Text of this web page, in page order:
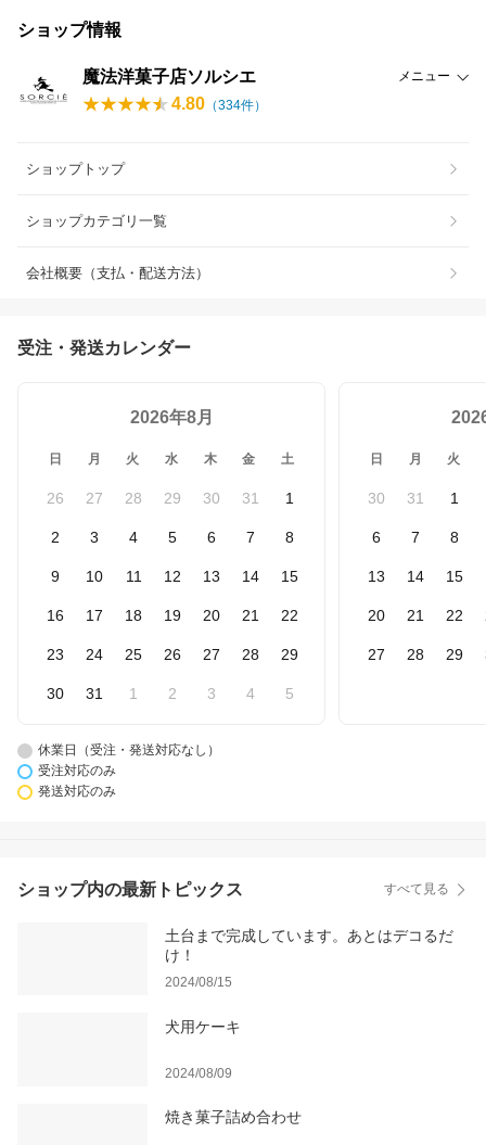
ショップ情報
魔法洋菓子店ソルシエ メニュー
4.80 （334件）
ショップトップ
ショップカテゴリ一覧
会社概要（支払・配送方法）
受注・発送カレンダー
2026年8月
日 月 火 水 木 金 土
26 27 28 29 30 31 1
2 3 4 5 6 7 8
9 10 11 12 13 14 15
16 17 18 19 20 21 22
23 24 25 26 27 28 29
30 31 1 2 3 4 5
日 月 火
30 31 1
6 7 8
13 14 15
20 21 22
27 28 29
休業日（受注・発送対応なし）
受注対応のみ
発送対応のみ
ショップ内の最新トピックス すべて見る
土台まで完成しています。あとはデコるだ
け！
2024/08/15
犬用ケーキ
2024/08/09
焼き菓子詰め合わせ